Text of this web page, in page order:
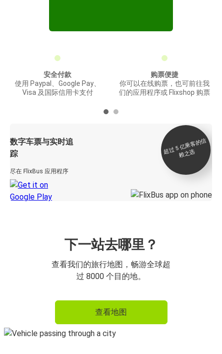
安全付款
使用 Paypal、Google Pay、
Visa 及国际信用卡支付
购票便捷
你可以在线购票，也可前往我
们的应用程序或 Flixshop 购票
数字车票与实时追
踪
尽在 FlixBus 应用程序
超
过 5
亿
乘
客
的
信
赖
之
选
下一站去哪里？
查看我们的旅行地图，畅游全球超
过 8000 个目的地。
查看地图